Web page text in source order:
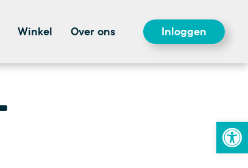
Winkel Over ons Inloggen